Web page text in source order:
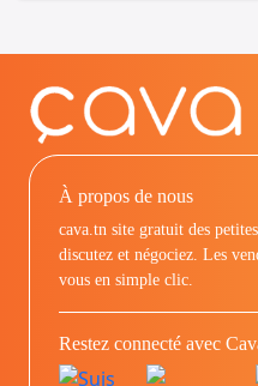
À propos de nous
cava.tn site gratuit des
discutez et négociez. Les
vous en simple clic.
Restez connecté avec